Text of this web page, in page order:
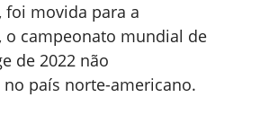
foi movida para a
o campeonato mundial de
de 2022 não
país norte-americano.